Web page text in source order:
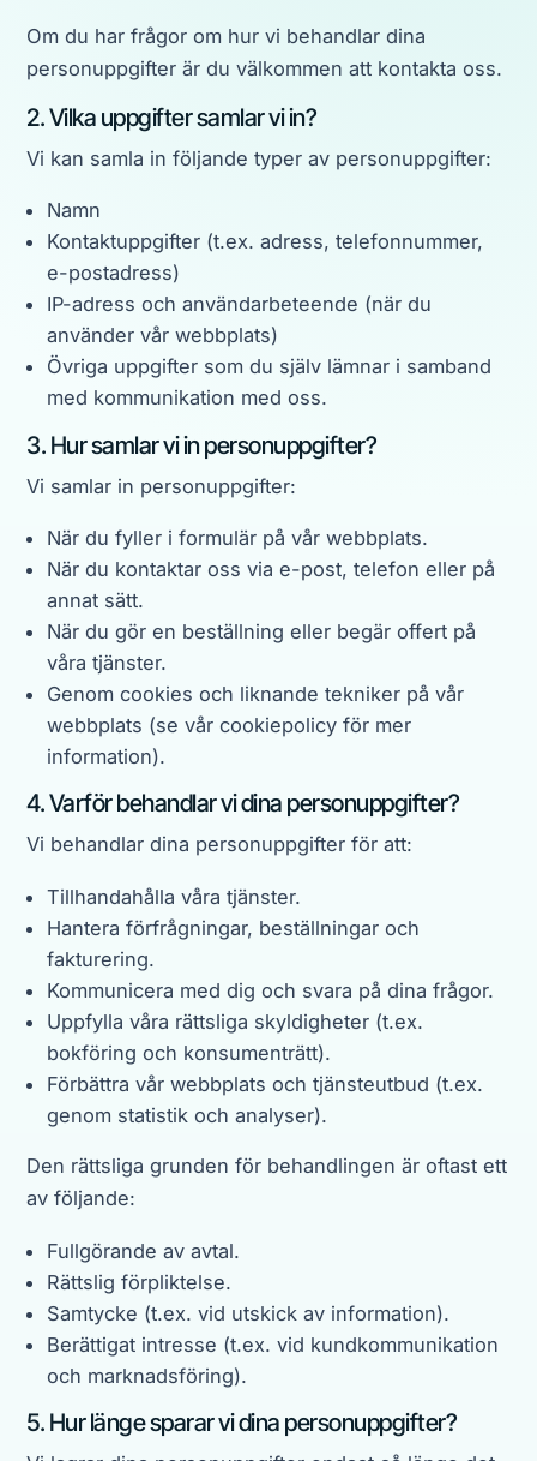
Om du har frågor om hur vi behandlar dina
personuppgifter är du välkommen att kontakta oss.
2. Vilka uppgifter samlar vi in?
Vi kan samla in följande typer av personuppgifter:
Namn
Kontaktuppgifter (t.ex. adress, telefonnummer,
e-postadress)
IP-adress och användarbeteende (när du
använder vår webbplats)
Övriga uppgifter som du själv lämnar i samband
med kommunikation med oss.
3. Hur samlar vi in personuppgifter?
Vi samlar in personuppgifter:
När du fyller i formulär på vår webbplats.
När du kontaktar oss via e-post, telefon eller på
annat sätt.
När du gör en beställning eller begär offert på
våra tjänster.
Genom cookies och liknande tekniker på vår
webbplats (se vår cookiepolicy för mer
information).
4. Varför behandlar vi dina personuppgifter?
Vi behandlar dina personuppgifter för att:
Tillhandahålla våra tjänster.
Hantera förfrågningar, beställningar och
fakturering.
Kommunicera med dig och svara på dina frågor.
Uppfylla våra rättsliga skyldigheter (t.ex.
bokföring och konsumenträtt).
Förbättra vår webbplats och tjänsteutbud (t.ex.
genom statistik och analyser).
Den rättsliga grunden för behandlingen är oftast ett
av följande:
Fullgörande av avtal.
Rättslig förpliktelse.
Samtycke (t.ex. vid utskick av information).
Berättigat intresse (t.ex. vid kundkommunikation
och marknadsföring).
5. Hur länge sparar vi dina personuppgifter?